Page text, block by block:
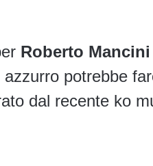
Roberto Mancini
potrebbe
dal recente ko